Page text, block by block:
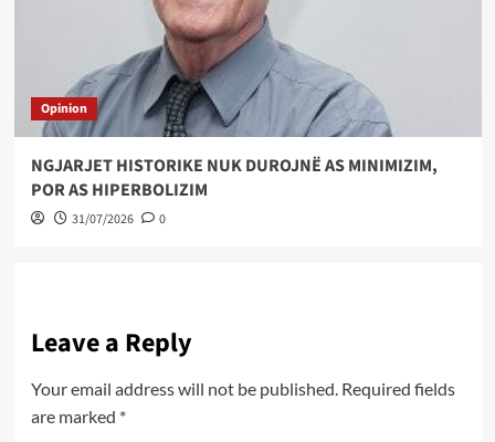
Opinion
NGJARJET HISTORIKE NUK DUROJNË AS MINIMIZIM,
POR AS HIPERBOLIZIM
31/07/2026 0
Leave a Reply
Your email address will not be published. Required fields
are marked *